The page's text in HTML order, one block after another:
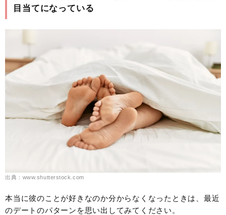
目当てになっている
出典：www.shutterstock.com
本当に彼のことが好きなのか分からなくなったときは、最近
のデートのパターンを思い出してみてください。